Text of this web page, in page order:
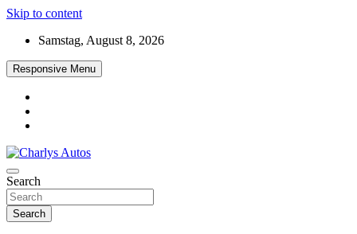
Skip to content
Samstag, August 8, 2026
Responsive Menu
Charlys Autos
Das neue Automagazin – global. regional. informativ. interaktiv
Search
Search